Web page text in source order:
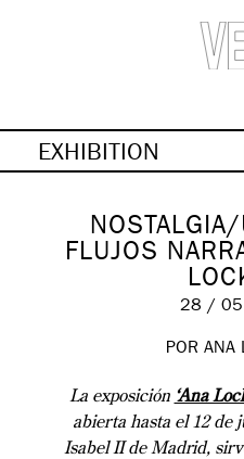
EXHIBITION
FLUJOS
28 /
POR ANA
La exposición ‘Ana
abierta hasta el 12 de
Isabel II de Madrid,